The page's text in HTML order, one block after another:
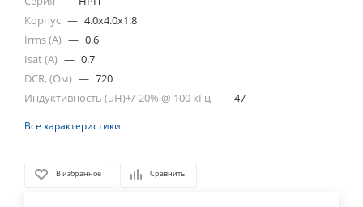
Корпус — 4.0x4.0x1.8
Irms (A) — 0.6
Isat (A) — 0.7
DCR, (Ом) — 720
Индуктивность (uH)+/-20% @ 100 кГц — 47
Все характеристики
В избранное Сравнить